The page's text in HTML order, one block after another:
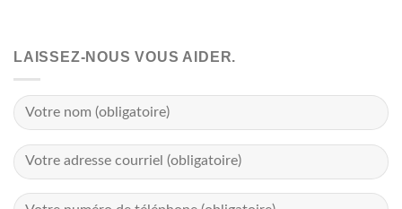
LAISSEZ-NOUS VOUS AIDER.